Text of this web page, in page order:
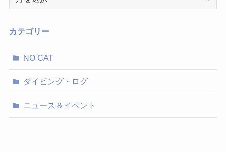
イ
カテゴリー
NO CAT
ダイビング・ログ
ニュース＆イベント